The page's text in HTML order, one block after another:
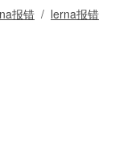
报错 / lerna报错